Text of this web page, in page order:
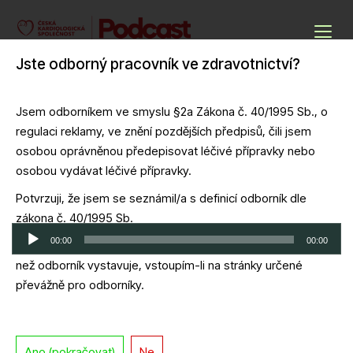
Cardio Podcast
Antikoagulační léčba u pacientů po
ablaci fibrilace síní a s renální
insuficiencí
Audio
přehrávač
00:00 00:00
Download file|Play in new window|Duration: 1:14:00|Recorded on 3
prosince, 2025
Jste odborný pracovník ve zdravotnictví?
Jsem odborníkem ve smyslu §2a Zákona č. 40/1995 Sb., o
regulaci reklamy, ve znění pozdějších předpisů, čili jsem
osobou oprávněnou předepisovat léčivé přípravky nebo
osobou vydávat léčivé přípravky.
Potvrzuji, že jsem se seznámil/a s definicí odborník dle
zákona č. 40/1995 Sb.
Potvrzuji, že jsem se seznámil/a s riziky, jimž se jiná osoba
než odborník vystavuje, vstoupím-li na stránky určené
převážně pro odborníky.